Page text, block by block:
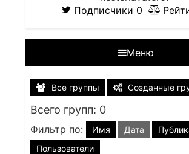
Подписчики 0
Меню
Все группы Созданные
Всего групп: 0
Фильтр по: Имя Дата
Пользователи